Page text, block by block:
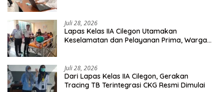
Juli 28, 2026
Lapas Kelas IIA Cilegon Utamakan
Keselamatan dan Pelayanan Prima, Warga
Juli 28, 2026
Dari Lapas Kelas IIA Cilegon, Gerakan
Tracing TB Terintegrasi CKG Resmi Dimulai